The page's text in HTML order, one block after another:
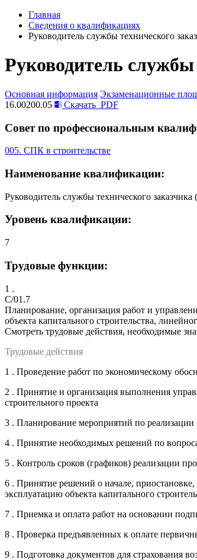
Главная
Сведения о квалификациях
Руководитель службы технического
Руководитель
Основная информация Экзаменационные
16.00200.05
Скачать PDF
Совет по профессиональным
005. СПК в строительстве
Наименование квалификации:
Руководитель службы технического
Уровень квалификации:
7
Трудовые функции:
1 .
C/01.7
Планирование, организация работ и
объекта капитального строительства,
Смотреть трудовые действия, необходимые
Трудовые действия
1 . Проведение работ по экономическому
2 . Принятие и организация выполнения
строительного проекта
3 . Планирование мероприятий по реализации
4 . Принятие необходимых решений по
5 . Контроль сроков (графиков) реализации
6 . Принятие решений о начале, приостановке,
эксплуатацию объекта капитального
7 . Приемка и оплата работ на основании
8 . Проверка предъявленных к оплате
9 . Подготовка документов для страхования